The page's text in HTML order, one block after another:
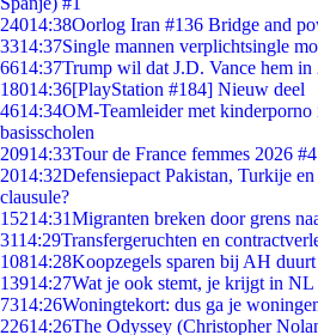
24014:38Oorlog Iran #136 Bridge and
3314:37Single mannen verplichtsingle
6614:37Trump wil dat J.D. Vance hem
18014:36[PlayStation #184] Nieuw deel
4614:34OM-Teamleider met
basisscholen
20914:33Tour de France femmes 2026
2014:32Defensiepact Pakistan, Turkije
clausule?
15214:31Migranten breken door grens
3114:29Transfergeruchten en
10814:28Koopzegels sparen bij AH
13914:27Wat je ook stemt, je krijgt in
7314:26Woningtekort: dus ga je
22614:26The Odyssey (Christopher